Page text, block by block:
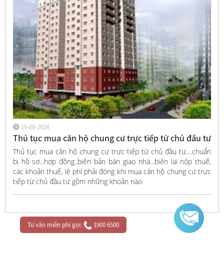
19-08-2024
Thủ tục mua căn hộ chung cư trực tiếp từ chủ đầu tư
Thủ tục mua căn hộ chung cư trực tiếp từ chủ đầu tư....chuẩn
bị hồ sơ...hợp đồng..biên bản bàn giao nhà...biên lai nộp thuế,
các khoản thuế, lệ phí phải đóng khi mua căn hộ chung cư trực
tiếp từ chủ đầu tư gồm những khoản nào
Tư vấn miễn phí gọi: 1900 6500